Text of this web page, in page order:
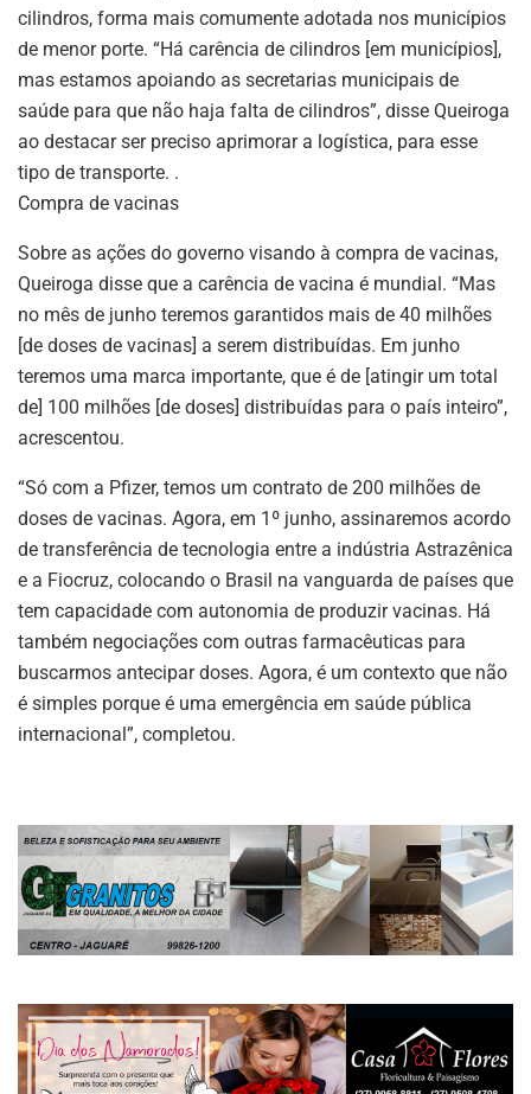
cilindros, forma mais comumente adotada nos municípios
de menor porte. “Há carência de cilindros [em municípios],
mas estamos apoiando as secretarias municipais de
saúde para que não haja falta de cilindros”, disse Queiroga
ao destacar ser preciso aprimorar a logística, para esse
tipo de transporte. .
Compra de vacinas
Sobre as ações do governo visando à compra de vacinas,
Queiroga disse que a carência de vacina é mundial. “Mas
no mês de junho teremos garantidos mais de 40 milhões
[de doses de vacinas] a serem distribuídas. Em junho
teremos uma marca importante, que é de [atingir um total
de] 100 milhões [de doses] distribuídas para o país inteiro”,
acrescentou.
“Só com a Pfizer, temos um contrato de 200 milhões de
doses de vacinas. Agora, em 1º junho, assinaremos acordo
de transferência de tecnologia entre a indústria Astrazênica
e a Fiocruz, colocando o Brasil na vanguarda de países que
tem capacidade com autonomia de produzir vacinas. Há
também negociações com outras farmacêuticas para
buscarmos antecipar doses. Agora, é um contexto que não
é simples porque é uma emergência em saúde pública
internacional”, completou.